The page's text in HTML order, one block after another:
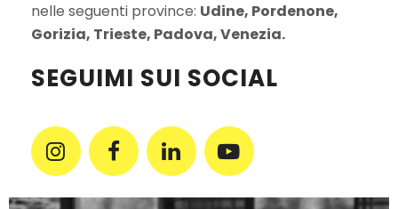
nelle seguenti province: Udine, Pordenone,
Gorizia, Trieste, Padova, Venezia.
SEGUIMI SUI SOCIAL